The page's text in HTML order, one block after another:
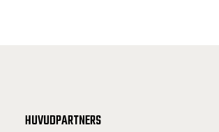
HUVUDPARTNERS